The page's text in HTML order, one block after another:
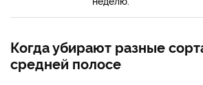
Когда убирают разные
средней полосе